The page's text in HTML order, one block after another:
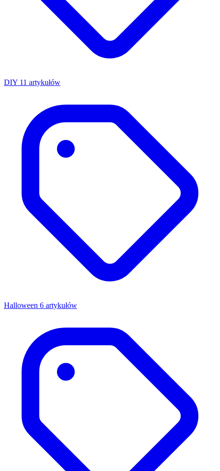
DIY 11 artykułów
Halloween 6 artykułów